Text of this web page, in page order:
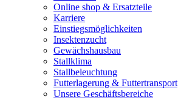
Online shop & Ersatzteile
Karriere
Einstiegsmöglichkeiten
Insektenzucht
Gewächshausbau
Stallklima
Stallbeleuchtung
Futterlagerung & Futtertransport
Unsere Geschäftsbereiche